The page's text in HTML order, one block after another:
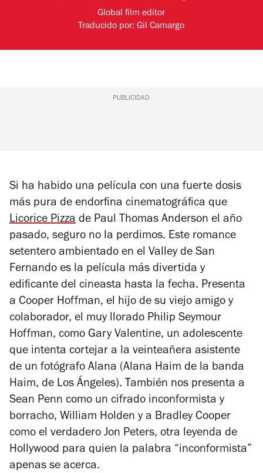
Global film editor
Traducido por:Gil Camargo
PUBLICIDAD
Si ha habido una película con una fuerte dosis
más pura de endorfina cinematográfica que
Licorice Pizza de Paul Thomas Anderson el año
pasado, seguro no la perdimos. Este romance
setentero ambientado en el Valley de San
Fernando es la película más divertida y
edificante del cineasta hasta la fecha. Presenta
a Cooper Hoffman, el hijo de su viejo amigo y
colaborador, el muy llorado Philip Seymour
Hoffman, como Gary Valentine, un adolescente
que intenta cortejar a la veinteañera asistente
de un fotógrafo Alana (Alana Haim de la banda
Haim, de Los Ángeles). También nos presenta a
Sean Penn como un cifrado inconformista y
borracho, William Holden y a Bradley Cooper
como el verdadero Jon Peters, otra leyenda de
Hollywood para quien la palabra “inconformista”
apenas se acerca.